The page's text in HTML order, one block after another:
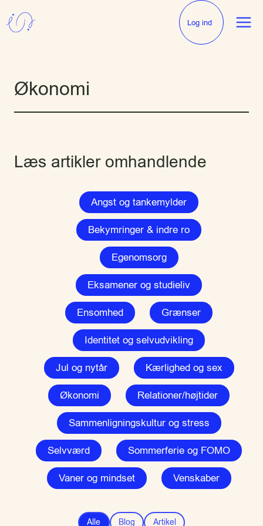
til
Log ind
Økonomi
Læs artikler omhandlende
Angst og tankemylder
Bekymringer & indre ro
Egenomsorg
Eksamener og studieliv
Ensomhed Grænser
Identitet og selvudvikling
Jul og nytår Kærlighed og sex
Økonomi Relationer/højtider
Sammenligningskultur og stress
Selvværd Sommerferie og FOMO
Vaner og mindset Venskaber
Alle Blog Artikel